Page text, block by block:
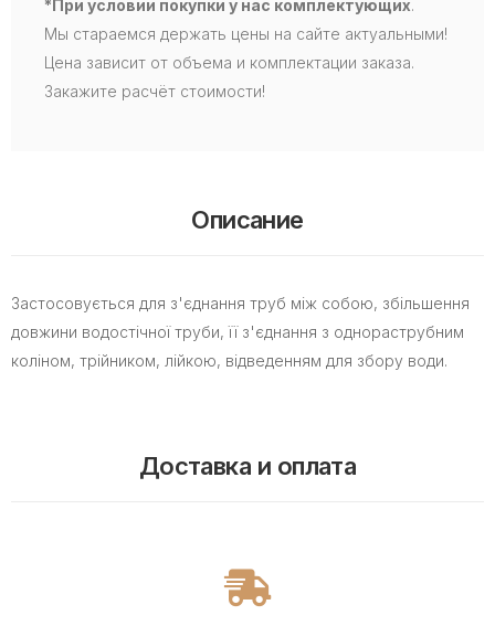
*При условии покупки у нас комплектующих.
Мы стараемся держать цены на сайте актуальными!
Цена зависит от объема и комплектации заказа.
Закажите расчёт стоимости!
Описание
Застосовується для з'єднання труб між собою, збільшення
довжини водостічної труби, її з'єднання з однораструбним
коліном, трійником, лійкою, відведенням для збору води.
Доставка и оплата